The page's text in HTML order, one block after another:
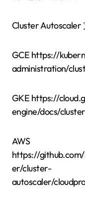
Cluster Autoscaler
GCE https://
administration/
GKE https://
engine/docs/
AWS
https://
er/cluster-
autoscaler/